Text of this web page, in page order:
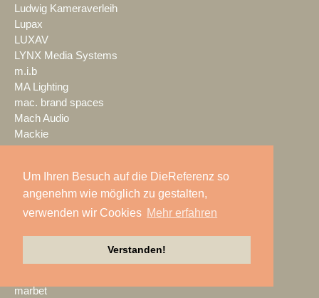
Um Ihren Besuch auf die DieReferenz so
angenehm wie möglich zu gestalten,
verwenden wir Cookies Mehr erfahren
Verstanden!
Ludwig Kameraverleih
Lupax
LUXAV
LYNX Media Systems
m.i.b
MA Lighting
mac. brand spaces
Mach Audio
Mackie
Mäding
MADRIX
Magic Event- und
marbet